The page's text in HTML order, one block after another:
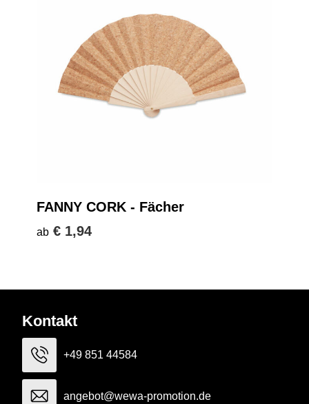
FANNY CORK - Fächer
ab € 1,94
Kontakt
+49 851 44584
angebot@wewa-promotion.de